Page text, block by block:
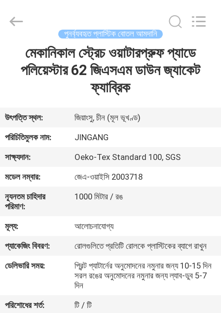
আমাদের
সম্পর্কে
কারখানা
ভ্রমণ
নিয়ন্ত্রণ
যোগাযোগ
Textile
Co.,Ltd.
পুনর্ব্যবহৃত প্লাস্টিক বোতল আমদানি
মেকানিকাল স্ট্রেচ ওয়াটারপ্রুফ প্যাডে
পলিয়েস্টার 62 জিএসএম ডাউন জ্যাকেট
ফ্যাব্রিক
উৎপত্তি স্থল:
জিয়াংসু, চীন (মূল ভূখণ্ড)
পরিচিতিমুলক নাম:
JINGANG
সাক্ষ্যদান:
Oeko-Tex Standard 100, SGS
মডেল নম্বার:
জেএ-ওয়াইসি 2003718
ন্যূনতম চাহিদার
পরিমাণ:
1000 মিটার / রঙ
মূল্য:
আলোচনাযোগ্য
প্যাকেজিং বিবরণ:
রোলগুলিতে প্রতিটি রোলকে প্লাস্টিকের ব্যাগে রাখুন
ডেলিভারি সময়:
প্রিন্ট প্যাটার্নের অনুমোদনের নমুনার জন্য 10-15 দিন
সরল রঙের অনুমোদনের নমুনার জন্য ল্যাব-ডুব 5-7
দিন
পরিশোধের শর্ত:
টি / টি